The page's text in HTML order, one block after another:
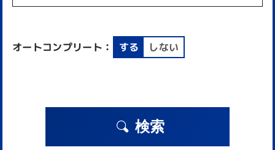
オートコンプリート： する しない
検索